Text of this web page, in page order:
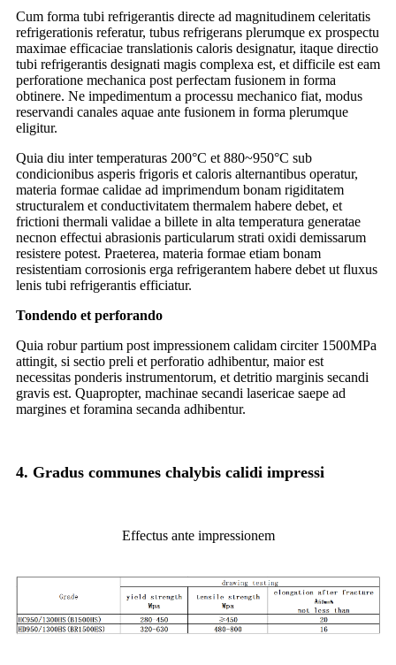
Cum forma tubi refrigerantis directe ad magnitudinem celeritatis
refrigerationis referatur, tubus refrigerans plerumque ex prospectu
maximae efficaciae translationis caloris designatur, itaque directio
tubi refrigerantis designati magis complexa est, et difficile est eam
perforatione mechanica post perfectam fusionem in forma
obtinere. Ne impedimentum a processu mechanico fiat, modus
reservandi canales aquae ante fusionem in forma plerumque
eligitur.
Quia diu inter temperaturas 200°C et 880~950°C sub
condicionibus asperis frigoris et caloris alternantibus operatur,
materia formae calidae ad imprimendum bonam rigiditatem
structuralem et conductivitatem thermalem habere debet, et
frictioni thermali validae a billete in alta temperatura generatae
necnon effectui abrasionis particularum strati oxidi demissarum
resistere potest. Praeterea, materia formae etiam bonam
resistentiam corrosionis erga refrigerantem habere debet ut fluxus
lenis tubi refrigerantis efficiatur.
Tondendo et perforando
Quia robur partium post impressionem calidam circiter 1500MPa
attingit, si sectio preli et perforatio adhibentur, maior est
necessitas ponderis instrumentorum, et detritio marginis secandi
gravis est. Quapropter, machinae secandi lasericae saepe ad
margines et foramina secanda adhibentur.
4. Gradus communes chalybis calidi impressi
Effectus ante impressionem